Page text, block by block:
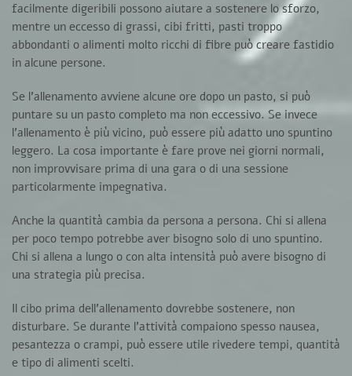
facilmente digeribili possono aiutare a sostenere lo sforzo,
mentre un eccesso di grassi, cibi fritti, pasti troppo
abbondanti o alimenti molto ricchi di fibre può creare fastidio
in alcune persone.
Se l’allenamento avviene alcune ore dopo un pasto, si può
puntare su un pasto completo ma non eccessivo. Se invece
l’allenamento è più vicino, può essere più adatto uno spuntino
leggero. La cosa importante è fare prove nei giorni normali,
non improvvisare prima di una gara o di una sessione
particolarmente impegnativa.
Anche la quantità cambia da persona a persona. Chi si allena
per poco tempo potrebbe aver bisogno solo di uno spuntino.
Chi si allena a lungo o con alta intensità può avere bisogno di
una strategia più precisa.
Il cibo prima dell’allenamento dovrebbe sostenere, non
disturbare. Se durante l’attività compaiono spesso nausea,
pesantezza o crampi, può essere utile rivedere tempi, quantità
e tipo di alimenti scelti.